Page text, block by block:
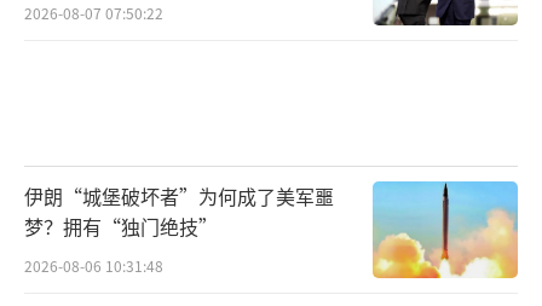
2026-08-07 07:50:22
伊朗“城堡破坏者”为何成了美军噩
梦？拥有“独门绝技”
2026-08-06 10:31:48